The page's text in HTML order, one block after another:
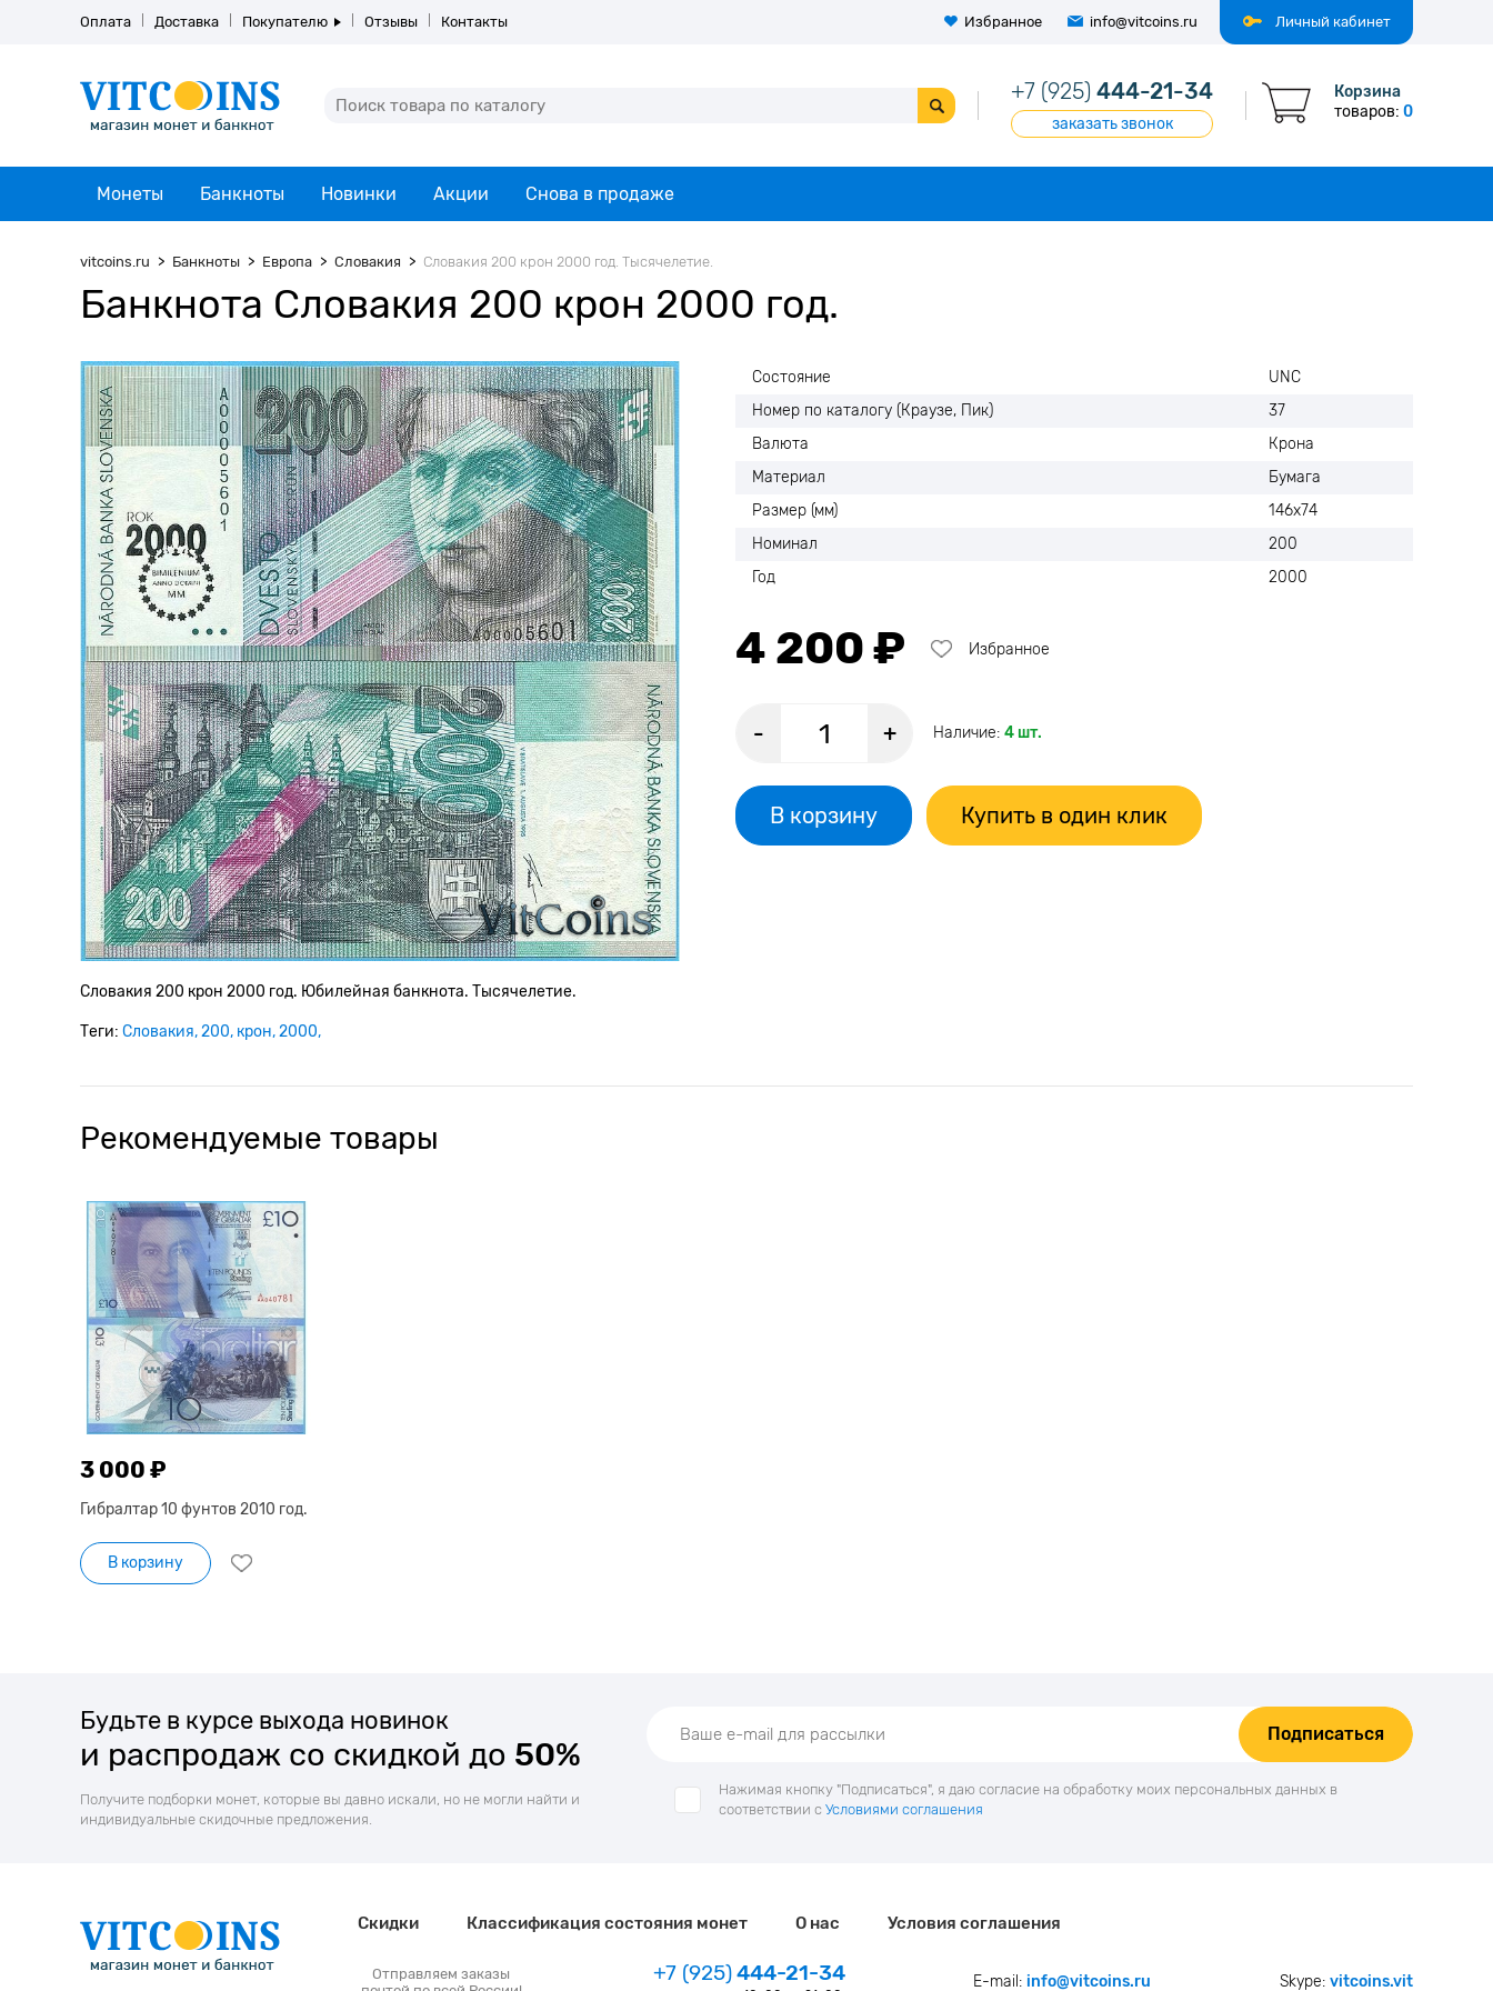
Личный кабинет
Оплата Доставка Покупателю Отзывы Контакты Избранное info@vitcoins.ru
+7 (925) 444-21-34
заказать звонок
Корзина
товаров: 0
Монеты Банкноты Новинки Акции Снова в продаже
vitcoins.ru Банкноты Европа Словакия Словакия 200 крон 2000 год. Тысячелетие.
Банкнота Словакия 200 крон 2000 год.
Состояние
UNC
Номер по каталогу (Краузе, Пик)
37
Валюта
Крона
Материал
Бумага
Размер (мм)
146x74
Номинал
200
Год
2000
4 200 ₽ Избранное
- + Наличие: 4 шт.
В корзину Купить в один клик
Словакия 200 крон 2000 год. Юбилейная банкнота. Тысячелетие.
Теги: Словакия 200 крон 2000
Рекомендуемые товары
3 000 ₽
Гибралтар 10 фунтов 2010 год.
В корзину
Будьте в курсе выхода новинок
и распродаж со скидкой до 50%
Получите подборки монет, которые вы давно искали, но не могли найти и
индивидуальные скидочные предложения.
Подписаться
Нажимая кнопку "Подписаться", я даю согласие на обработку моих персональных данных в
соответствии с Условиями соглашения
Скидки Классификация состояния монет О нас Условия соглашения
Отправляем заказы
+7 (925)444-21-34 E-mail:info@vitcoins.ru Skype: vitcoins.vit